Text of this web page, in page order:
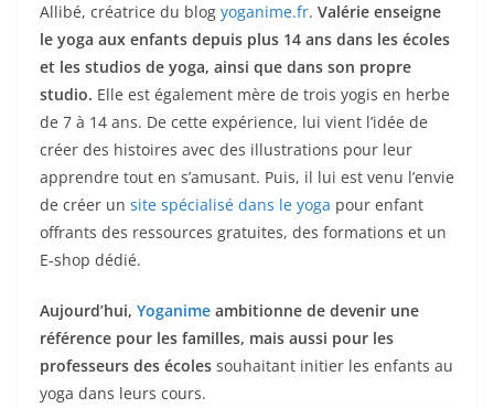
Allibé, créatrice du blog yoganime.fr. Valérie enseigne
le yoga aux enfants depuis plus 14 ans dans les écoles
et les studios de yoga, ainsi que dans son propre
studio. Elle est également mère de trois yogis en herbe
de 7 à 14 ans. De cette expérience, lui vient l’idée de
créer des histoires avec des illustrations pour leur
apprendre tout en s’amusant. Puis, il lui est venu l’envie
de créer un site spécialisé dans le yoga pour enfant
offrants des ressources gratuites, des formations et un
E-shop dédié.
Aujourd’hui, Yoganime ambitionne de devenir une
référence pour les familles, mais aussi pour les
professeurs des écoles souhaitant initier les enfants au
yoga dans leurs cours.